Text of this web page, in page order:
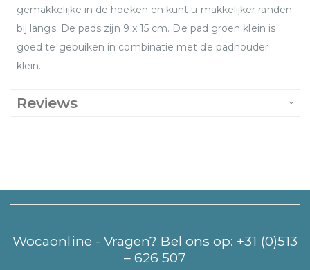
gemakkelijke in de hoeken en kunt u makkelijker randen
bij langs. De pads zijn 9 x 15 cm. De pad groen klein is
goed te gebuiken in combinatie met de padhouder
klein.
Reviews
Wocaonline - Vragen? Bel ons op: +31 (0)513
– 626 507